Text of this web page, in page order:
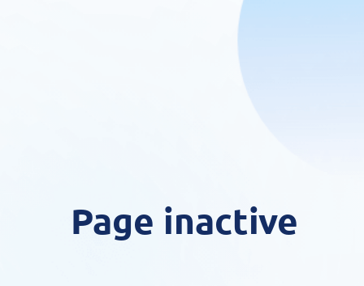
Page inactive